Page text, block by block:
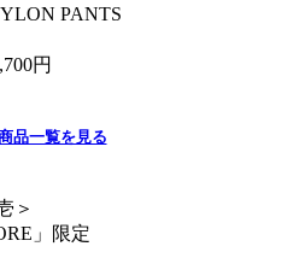
PANTS
円
品一覧を見る
＞
」限定